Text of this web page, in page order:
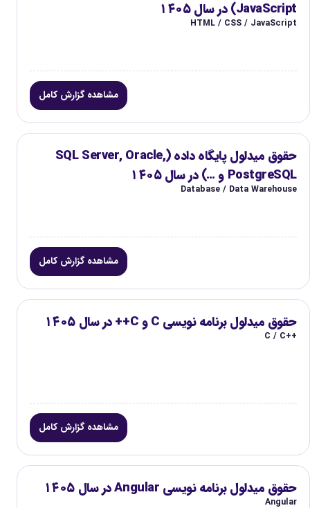
JavaScript) در سال ۱۴۰۵
HTML / CSS / JavaScript
مشاهده گزارش کامل
حقوق میدلول پایگاه داده (SQL Server, Oracle,
PostgreSQL و …) در سال ۱۴۰۵
Database / Data Warehouse
مشاهده گزارش کامل
حقوق میدلول برنامه نویسی C و C++ در سال ۱۴۰۵
C / C++
مشاهده گزارش کامل
حقوق میدلول برنامه نویسی Angular در سال ۱۴۰۵
Angular